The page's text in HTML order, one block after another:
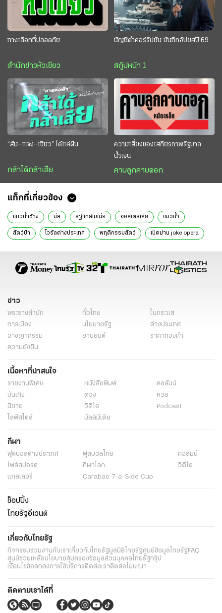
ทางเลือกที่ปลอดภัย
สำนักข่าวหัวเขียว
บัญชีดำคอร์รัปชัน บันทึกอัปยศปี’69
สกู๊ปหน้า 1
“ส้ม–แดง–เขียว” ได้แค่ฝัน
กล้าได้กล้าเสีย
ความเสี่ยงของเสถียรภาพรัฐบาล
น้ำเงิน
คาบลูกคาบดอก
แท็กที่เกี่ยวข้อง
แมวน้ำช้าง นีล รัฐแทสเมเนีย ออสเตรเลีย แมวน้ำ
สัตว์ป่า ไวรัลต่างประเทศ พฤติกรรมสัตว์ เปิดม่าน joke opera
ข่าว
พระราชสำนัก ทั่วไทย
ในกระแส
การเมือง
นโยบายรัฐ
ต่างประเทศ
อาชญากรรม
ยานยนต์
ราคาทองคำ
ความยั่งยืน
เนื้อหาที่น่าสนใจ
รายงานพิเศษ หนังสือพิมพ์
คอลัมน์
บันเทิง
ดวง
หวย
นิยาย
วิดีโอ
Podcast
ไลฟ์สไตล์
มัลติมีเดีย
กีฬา
ฟุตบอลต่่างประเทศ ฟุตบอลไทย
คอลัมน์
ไฟต์สปอร์ต
กีฬาโลก
วิดีโอ
แกลเลอรี่
Carabao 7-a-Side Cup
ช็อปปิ้ง
ไทยรัฐอีเวนต์
เกี่ยวกับไทยรัฐ
กิจกรรมร่วมงานกับเราเกี่ยวกับไทยรัฐมูลนิธิไทยรัฐศูนย์ข้อมูลไทยรัฐFAQ
ศูนย์ช่วยเหลือนโยบายคุ้มครองข้อมูลส่วนบุคคลไทยรัฐกรุ๊ป
เงื่อนไขข้อตกลงการใช้บริการติดต่อเราติดต่อโฆษณา
ติดตามเราได้ที่